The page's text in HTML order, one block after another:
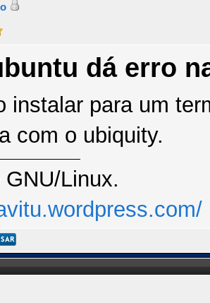
dá erro
instalar para um
com o ubiquity.
Linux.